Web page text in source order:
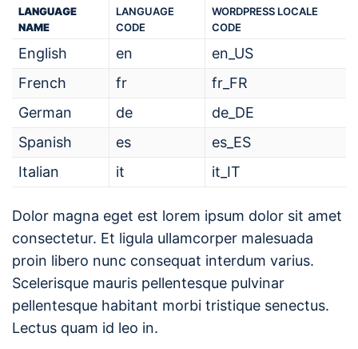
LANGUAGE
NAME
LANGUAGE
CODE
WORDPRESS LOCALE
CODE
English en
en_US
French
fr
fr_FR
German
de
de_DE
Spanish
es
es_ES
Italian
it it_IT
Dolor magna eget est lorem ipsum dolor sit amet
consectetur. Et ligula ullamcorper malesuada
proin libero nunc consequat interdum varius.
Scelerisque mauris pellentesque pulvinar
pellentesque habitant morbi tristique senectus.
Lectus quam id leo in.